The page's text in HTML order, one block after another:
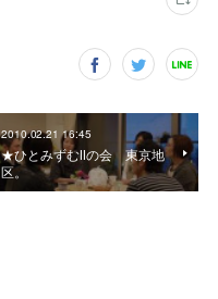
2010.02.21 16:45
★ひとみずむⅡの会 東京地
区。